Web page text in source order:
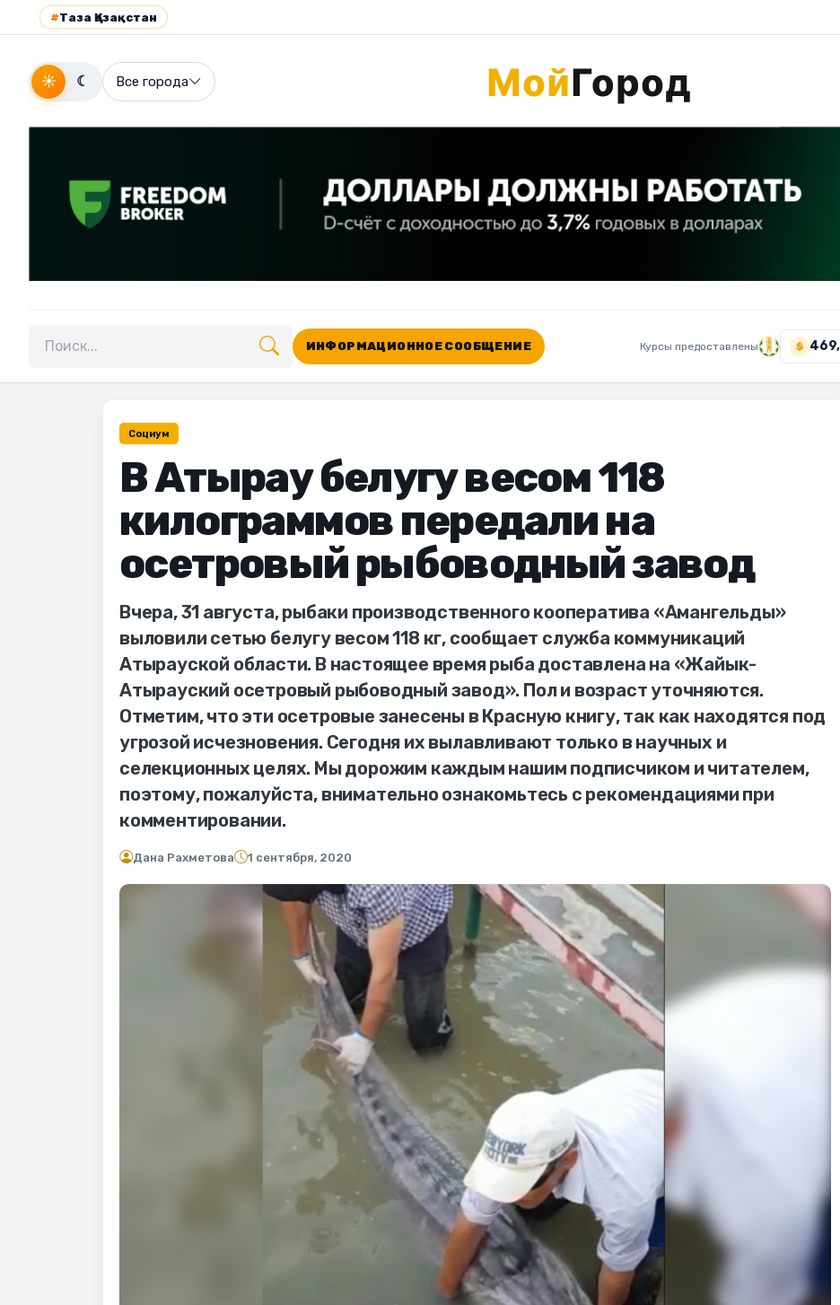
#Таза Қазақстан
☀ ☾ Все города
Поиск по сайту
ИНФОРМАЦИОННОЕ СООБЩЕНИЕ Курсы предоставлены $
Социум
В Атырау белугу весом 118
килограммов передали на
осетровый рыбоводный завод
Вчера, 31 августа, рыбаки производственного кооператива «Амангельды»
выловили сетью белугу весом 118 кг, сообщает служба коммуникаций
Атырауской области. В настоящее время рыба доставлена на «Жайык-
Атырауский осетровый рыбоводный завод». Пол и возраст уточняются.
Отметим, что эти осетровые занесены в Красную книгу, так как находятся под
угрозой исчезновения. Сегодня их вылавливают только в научных и
селекционных целях. Мы дорожим каждым нашим подписчиком и читателем,
поэтому, пожалуйста, внимательно ознакомьтесь с рекомендациями при
комментировании.
Дана Рахметова 1 сентября, 2020